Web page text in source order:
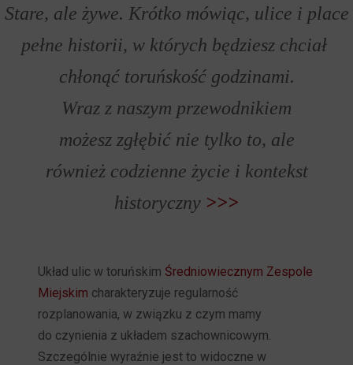
Stare, ale żywe. Krótko mówiąc, ulice i place
pełne historii, w których będziesz chciał
chłonąć toruńskość godzinami.
Wraz z naszym przewodnikiem
możesz zgłębić nie tylko to, ale
również codzienne życie i kontekst
historyczny >>>
Układ ulic w toruńskim Średniowiecznym Zespole
Miejskim charakteryzuje regularność
rozplanowania, w związku z czym mamy
do czynienia z układem szachownicowym.
Szczególnie wyraźnie jest to widoczne w